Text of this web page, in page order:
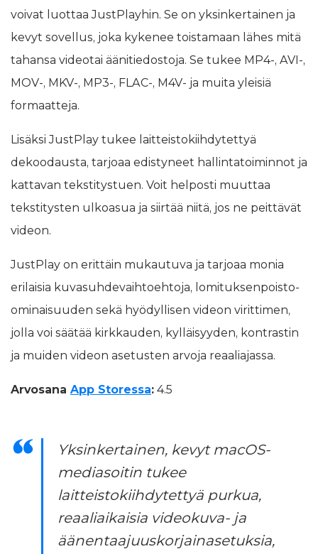
voivat luottaa JustPlayhin. Se on yksinkertainen ja
kevyt sovellus, joka kykenee toistamaan lähes mitä
tahansa videotai äänitiedostoja. Se tukee MP4-, AVI-,
MOV-, MKV-, MP3-, FLAC-, M4V- ja muita yleisiä
formaatteja.
Lisäksi JustPlay tukee laitteistokiihdytettyä
dekoodausta, tarjoaa edistyneet hallintatoiminnot ja
kattavan tekstitystuen. Voit helposti muuttaa
tekstitysten ulkoasua ja siirtää niitä, jos ne peittävät
videon.
JustPlay on erittäin mukautuva ja tarjoaa monia
erilaisia kuvasuhdevaihtoehtoja, lomituksenpoisto-
ominaisuuden sekä hyödyllisen videon virittimen,
jolla voi säätää kirkkauden, kylläisyyden, kontrastin
ja muiden videon asetusten arvoja reaaliajassa.
Arvosana App Storessa: 4.5
Yksinkertainen, kevyt macOS-
mediasoitin tukee
laitteistokiihdytettyä purkua,
reaaliaikaisia videokuva- ja
äänentaajuuskorjainasetuksia,